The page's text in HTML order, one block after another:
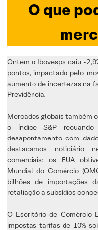
O que
Ontem o Ibovespa caiu -
pontos, impactado pelo
aumento de incertezas na
Previdência.
Mercados globais também
o índice S&P
desapontamento com
destacamos noticiário
comerciais: os EUA
Mundial do Comércio
bilhões de importações
retaliação a subsídios
O Escritório de Comércio
impostas tarifas de 10%